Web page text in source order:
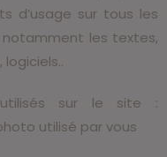
d’usage sur tous les
les textes,
sur le site :
utilisé par vous